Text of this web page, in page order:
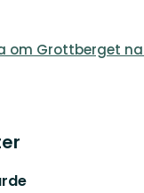
om Grottberget